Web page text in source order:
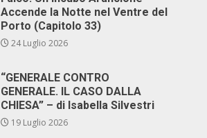
Accende la Notte nel Ventre del
Porto (Capitolo 33)
24 Luglio 2026
“GENERALE CONTRO
GENERALE. IL CASO DALLA
CHIESA” – di Isabella Silvestri
19 Luglio 2026